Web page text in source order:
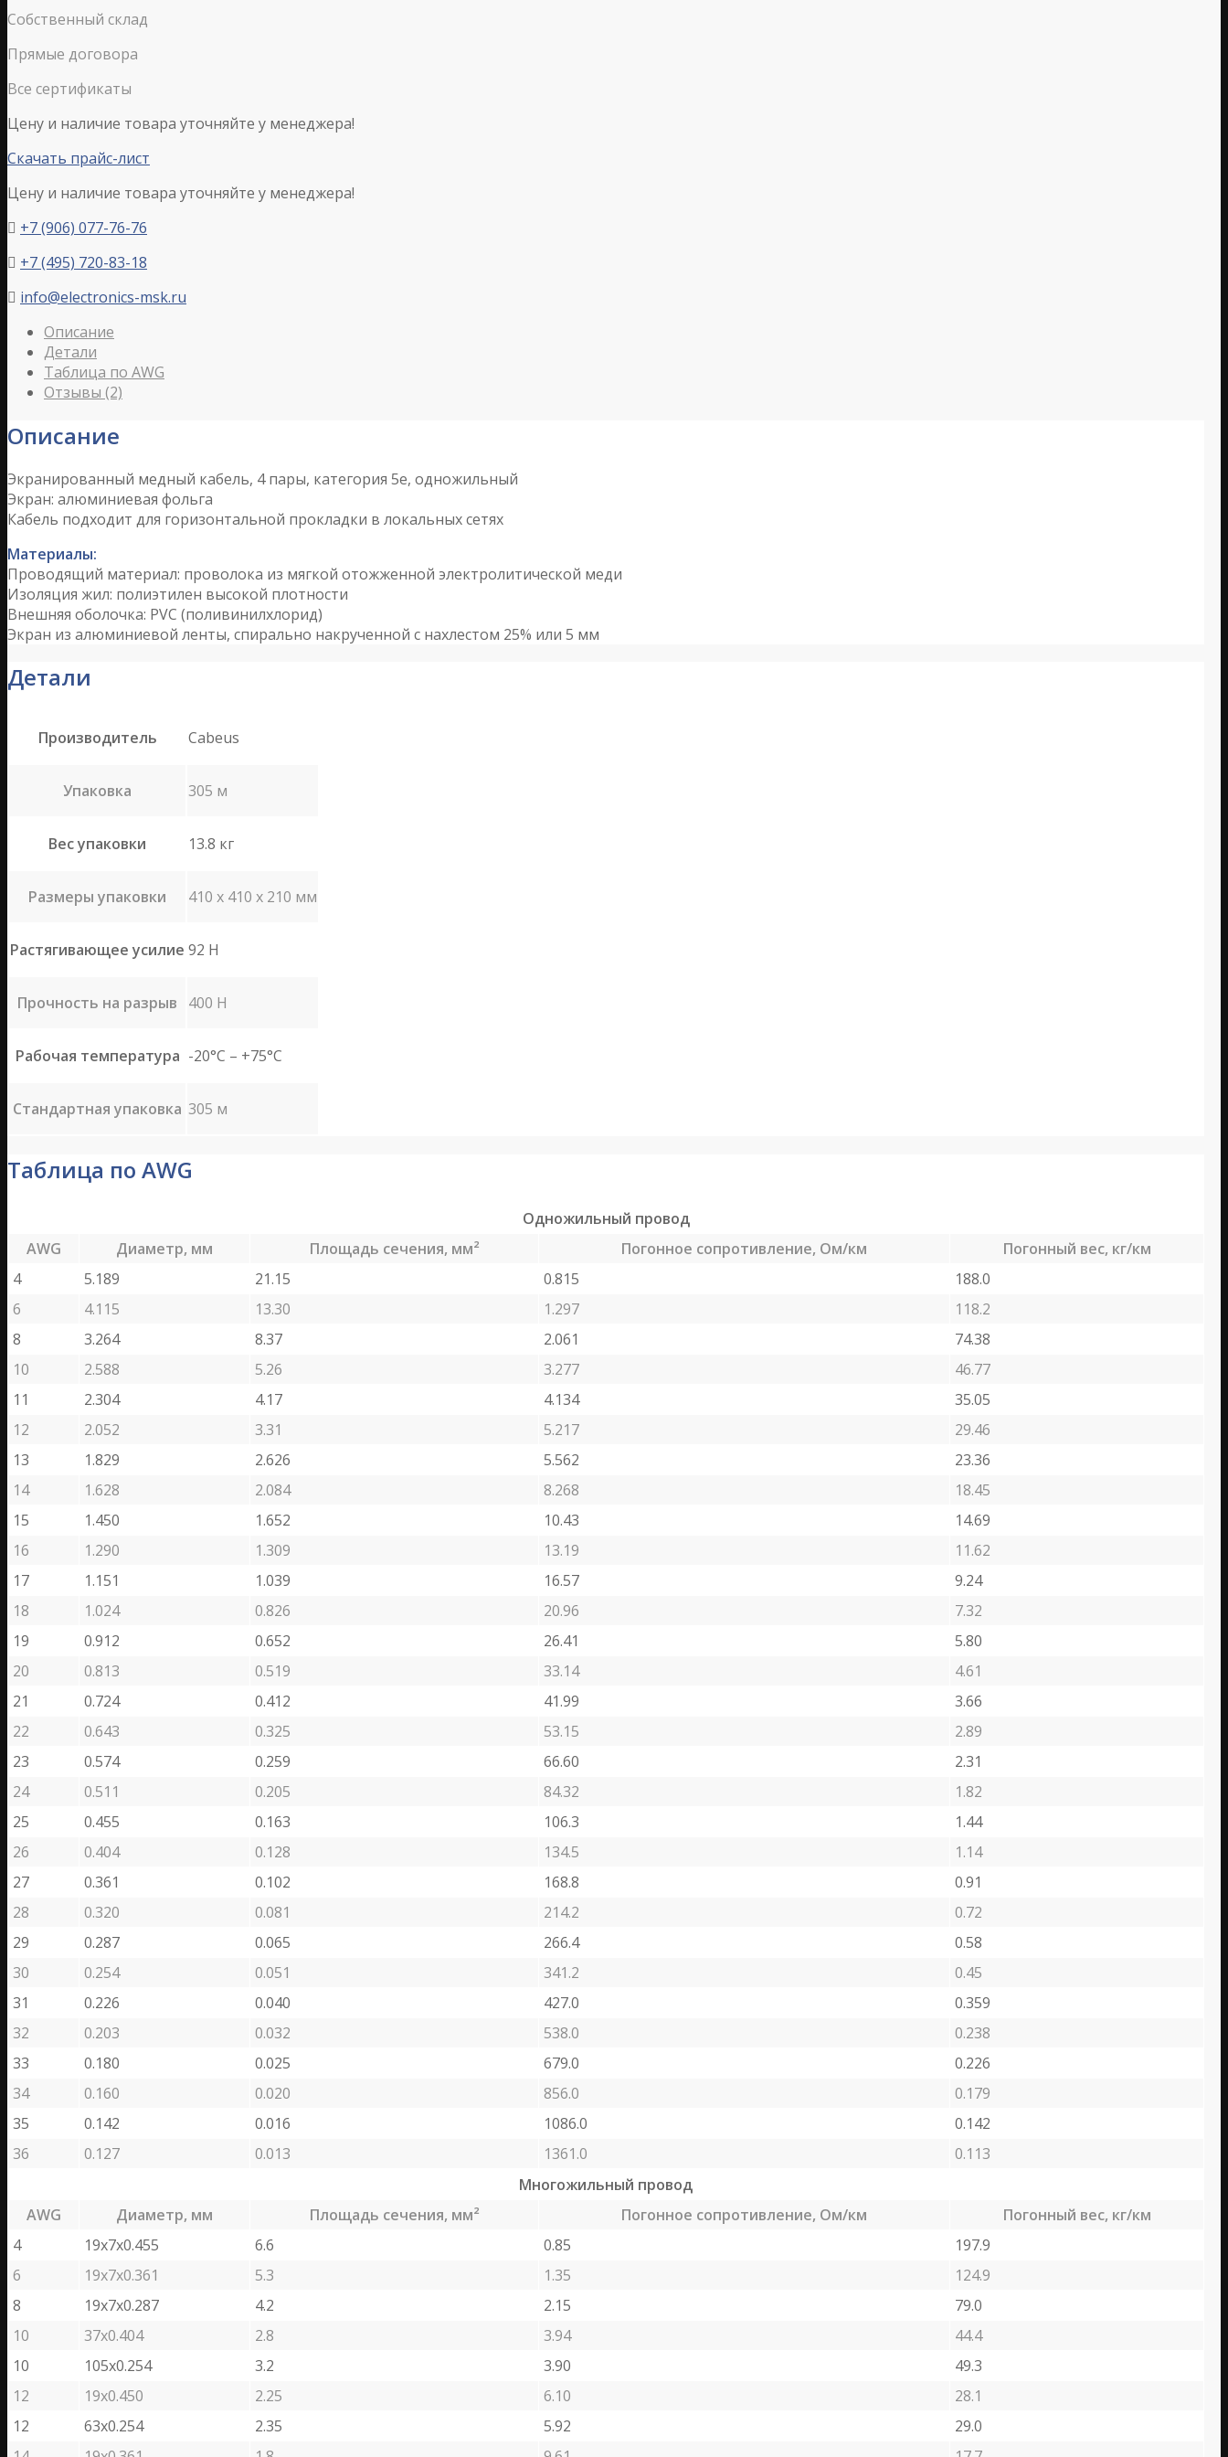
Собственный склад
Прямые договора
Все сертификаты
Цену и наличие товара уточняйте у менеджера!
Скачать прайс-лист
Цену и наличие товара уточняйте у менеджера!
 +7 (906) 077-76-76
 +7 (495) 720-83-18
 info@electronics-msk.ru
Описание
Детали
Таблица по AWG
Отзывы (2)
Описание
Экранированный медный кабель, 4 пары, категория 5е, одножильный
Экран: алюминиевая фольга
Кабель подходит для горизонтальной прокладки в локальных сетях
Материалы:
Проводящий материал: проволока из мягкой отожженной электролитической меди
Изоляция жил: полиэтилен высокой плотности
Внешняя оболочка: PVC (поливинилхлорид)
Экран из алюминиевой ленты, спирально накрученной с нахлестом 25% или 5 мм
Детали
Производитель Cabeus
Упаковка 305 м
Вес упаковки 13.8 кг
Размеры упаковки 410 x 410 x 210 мм
Растягивающее усилие 92 H
Прочность на разрыв 400 H
Рабочая температура -20°C – +75°C
Стандартная упаковка 305 м
Таблица по AWG
Одножильный провод
AWG
Диаметр, мм Площадь сечения, мм² Погонное сопротивление, Ом/км
Погонный вес, кг/км
4
5.189 21.15 0.815
188.0
6
4.115 13.30 1.297
118.2
8
3.264 8.37 2.061
74.38
10
2.588 5.26 3.277
46.77
11
2.304 4.17 4.134
35.05
12
2.052 3.31 5.217
29.46
13
1.829 2.626 5.562
23.36
14
1.628 2.084 8.268
18.45
15
1.450 1.652 10.43
14.69
16
1.290 1.309 13.19
11.62
17
1.151 1.039 16.57
9.24
18
1.024 0.826 20.96
7.32
19
0.912 0.652 26.41
5.80
20
0.813 0.519 33.14
4.61
21
0.724 0.412 41.99
3.66
22
0.643 0.325 53.15
2.89
23
0.574 0.259 66.60
2.31
24
0.511 0.205 84.32
1.82
25
0.455 0.163 106.3
1.44
26
0.404 0.128 134.5
1.14
27
0.361 0.102 168.8
0.91
28
0.320 0.081 214.2
0.72
29
0.287 0.065 266.4
0.58
30
0.254 0.051 341.2
0.45
31
0.226 0.040 427.0
0.359
32
0.203 0.032 538.0
0.238
33
0.180 0.025 679.0
0.226
34
0.160 0.020 856.0
0.179
35
0.142 0.016 1086.0
0.142
36
0.127 0.013 1361.0
0.113
Многожильный провод
AWG
Диаметр, мм Площадь сечения, мм² Погонное сопротивление, Ом/км
Погонный вес, кг/км
4
19х7х0.455 6.6 0.85
197.9
6
19х7х0.361 5.3 1.35
124.9
8
19х7х0.287 4.2 2.15
79.0
10
37х0.404 2.8 3.94
44.4
10
105х0.254 3.2 3.90
49.3
12
19х0.450 2.25 6.10
28.1
12
63х0.254 2.35 5.92
29.0